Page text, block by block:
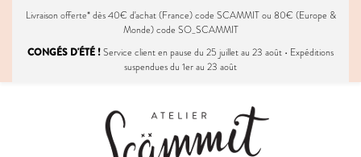
Livraison offerte* dès 40€ d'achat (France) code SCAMMIT ou 80€ (Europe &
Monde) code SO_SCAMMIT
CONGÉS D'ÉTÉ !Service client en pause du 25 juillet au 23 août • Expéditions
suspendues du 1er au 23 août